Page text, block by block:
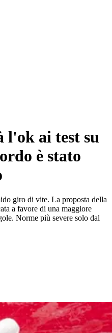
l'ok ai test su
è stato
giro di vite. La proposta della
a favore di una maggiore
Norme più severe solo dal